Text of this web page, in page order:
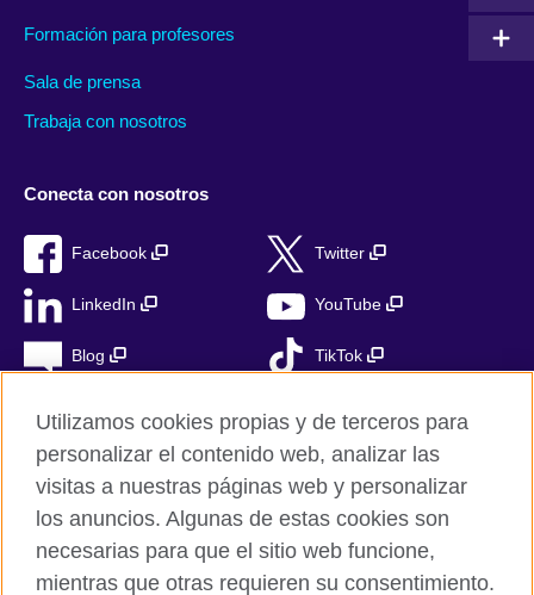
Formación para profesores
Sala de prensa
Trabaja con nosotros
Conecta con nosotros
Facebook Twitter
LinkedIn YouTube
Blog TikTok
British Council Global
Privacidad
Aviso Legal
Cookies
Utilizamos cookies propias y de terceros para
personalizar el contenido web, analizar las
visitas a nuestras páginas web y personalizar
los anuncios. Algunas de estas cookies son
necesarias para que el sitio web funcione,
mientras que otras requieren su consentimiento.